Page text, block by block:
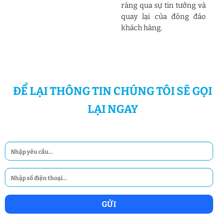
ràng qua sự tin tưởng và
quay lại của đông đảo
khách hàng.
ĐỂ LẠI THÔNG TIN CHÚNG TÔI SẼ GỌI
LẠI NGAY